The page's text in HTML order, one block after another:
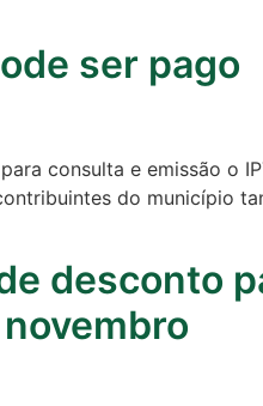
ser pago
consulta e emissão o
do município
desconto